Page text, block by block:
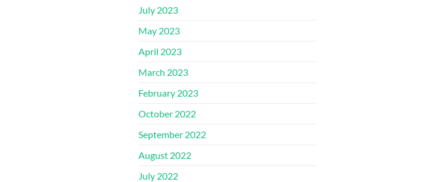
July 2023
May 2023
April 2023
March 2023
February 2023
October 2022
September 2022
August 2022
July 2022